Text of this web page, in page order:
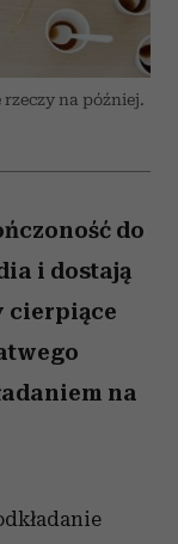
na później.
do
i dostają
cierpiące
na